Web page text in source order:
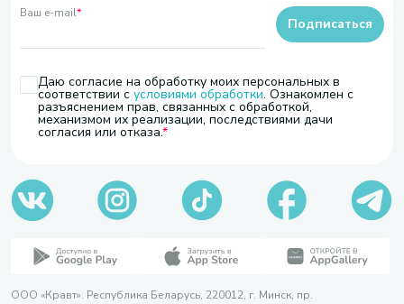
Ваш e-mail*
Даю согласие на обработку моих персональных в
соответствии с условиями обработки. Ознакомлен с
разъяснением прав, связанных с обработкой,
механизмом их реализации, последствиями дачи
согласия или отказа.
Подписаться
ООО «Кравт». Республика Беларусь, 220012, г. Минск, пр.